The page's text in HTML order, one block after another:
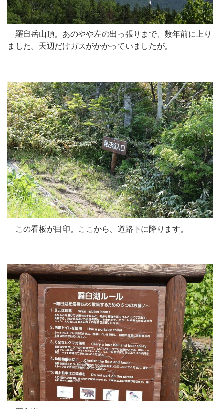
羅臼岳山頂。あのやや左の出っ張りまで、数年前に上り
ました。天辺だけガスがかかっていましたが。
この看板が目印。ここから、道路下に降ります。